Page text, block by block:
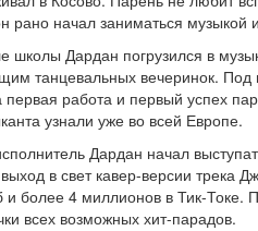
рано начал заниматься музыкой
школы Дардан погрузился в
танцевальных вечеринок.
работа и первый успех
узнали уже во всей Европе.
Дардан начал
в свет кавер-версии трека
и более 4 миллионов в Тик-Токе.
всех возможных хит-парадов.